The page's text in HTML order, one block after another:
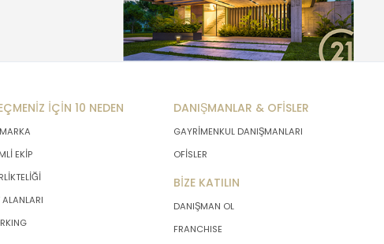
İÇİN 10 NEDEN
EKİP
DANIŞMANLAR & OFİSLER
GAYRİMENKUL DANIŞMANLARI
OFİSLER
BİZE KATILIN
DANIŞMAN OL
FRANCHISE